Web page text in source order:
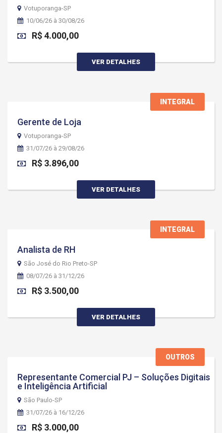
Votuporanga-SP
10/06/26 à 30/08/26
R$ 4.000,00
VER DETALHES
INTEGRAL
Gerente de Loja
Votuporanga-SP
31/07/26 à 29/08/26
R$ 3.896,00
VER DETALHES
INTEGRAL
Analista de RH
São José do Rio Preto-SP
08/07/26 à 31/12/26
R$ 3.500,00
VER DETALHES
OUTROS
Representante Comercial PJ – Soluções Digitais
e Inteligência Artificial
São Paulo-SP
31/07/26 à 16/12/26
R$ 3.000,00